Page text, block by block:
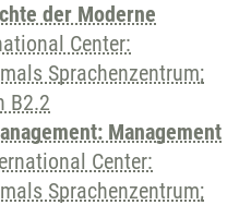
der Moderne
Center:
Sprachenzentrum;
B2.2
Management
Center:
Sprachenzentrum;